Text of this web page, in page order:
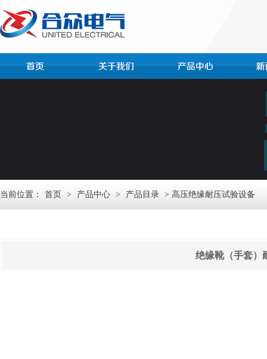
当前位置： 首页 > 产品中心 > 产品目录 > 高压绝缘耐压试验设备
绝缘靴（手套）